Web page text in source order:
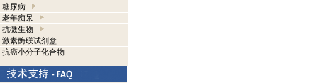
糖尿病
老年痴呆
抗微生物
激素酶联试剂盒
抗癌小分子化合物